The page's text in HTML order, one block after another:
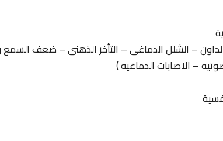
– الشلل الدماغى – التأخر الذهنى – ضعف السمع
– الاصابات الدماغيه )